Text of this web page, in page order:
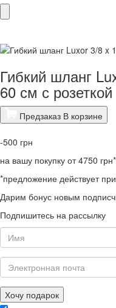
Гибкий шланг
60 см с розеткой
Предзаказ В корзине
-500 грн
на вашу покупку от 4750 грн*
*предложение действует
Дарим бонус новым
Подпишитесь на рассылку
Хочу подарок